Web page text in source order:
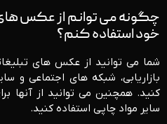
چگونه می توانم از عکس های
خود استفاده کنم؟
شما می توانید از عکس های
بازاریابی، شبکه های اجتماعی و
کنید. همچنین می توانید از آنها
سایر مواد چاپی استفاده کنید.